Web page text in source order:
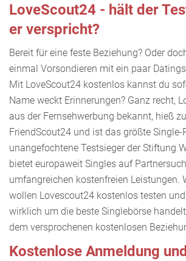
LoveScout24 - hält der
er verspricht?
Bereit für eine feste Beziehung? Oder
einmal Vorsondieren mit ein paar
Mit LoveScout24 kostenlos kannst du
Name weckt Erinnerungen? Ganz recht,
aus der Fernsehwerbung bekannt, hieß
FriendScout24 und ist das größte Single-
unangefochtene Testsieger der Stiftung
bietet europaweit Singles auf
umfangreichen kostenfreien Leistungen.
wollen Lovescout24 kostenlos testen
wirklich um die beste Singlebörse
dem versprochenen kostenlosen
Kostenlose Anmeldung